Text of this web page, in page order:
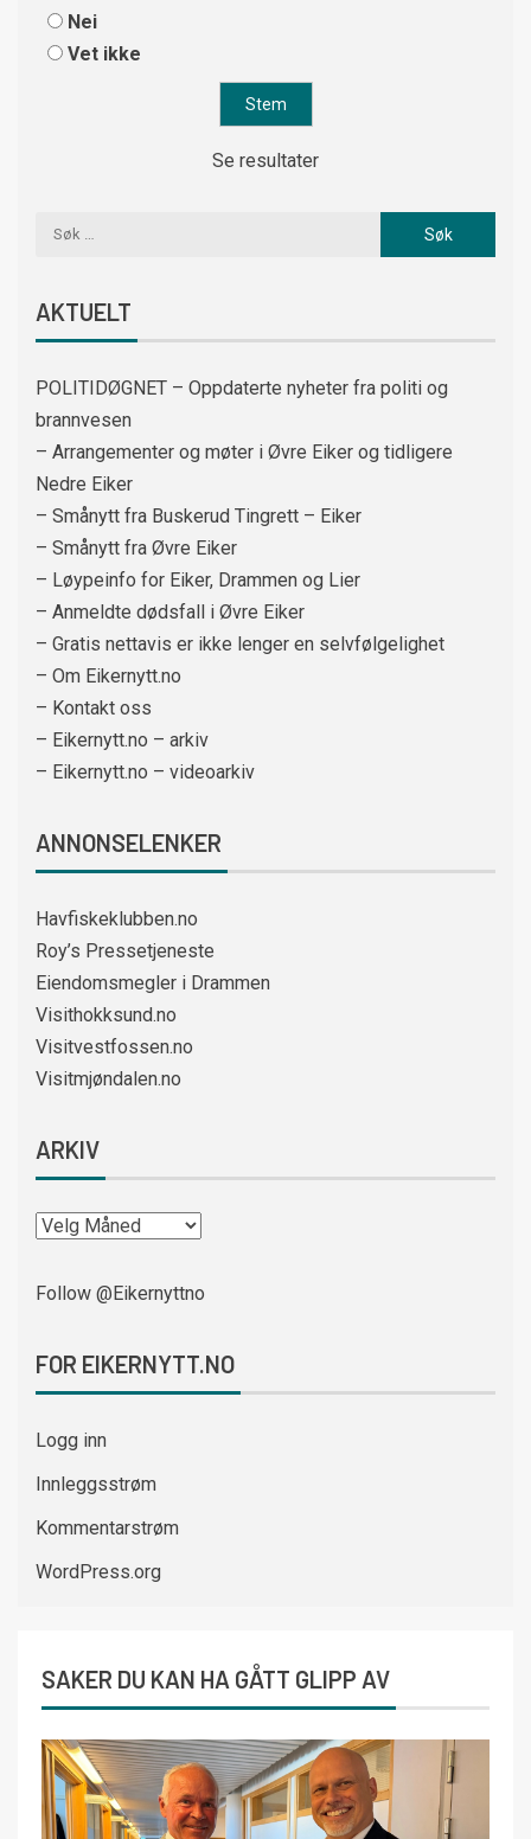
Nei
Vet ikke
Se resultater
AKTUELT
POLITIDØGNET – Oppdaterte nyheter fra politi og
brannvesen
– Arrangementer og møter i Øvre Eiker og tidligere
Nedre Eiker
– Smånytt fra Buskerud Tingrett – Eiker
– Smånytt fra Øvre Eiker
– Løypeinfo for Eiker, Drammen og Lier
– Anmeldte dødsfall i Øvre Eiker
– Gratis nettavis er ikke lenger en selvfølgelighet
– Om Eikernytt.no
– Kontakt oss
– Eikernytt.no – arkiv
– Eikernytt.no – videoarkiv
ANNONSELENKER
Havfiskeklubben.no
Roy’s Pressetjeneste
Eiendomsmegler i Drammen
Visithokksund.no
Visitvestfossen.no
Visitmjøndalen.no
ARKIV
Follow @Eikernyttno
FOR EIKERNYTT.NO
Logg inn
Innleggsstrøm
Kommentarstrøm
WordPress.org
SAKER DU KAN HA GÅTT GLIPP AV